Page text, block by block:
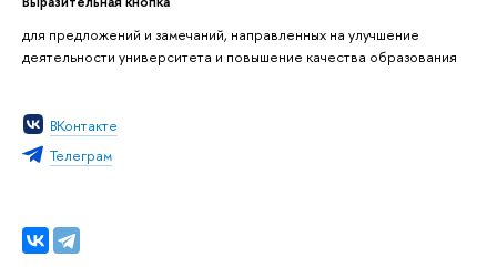
для предложений и замечаний, направленных на улучшение
деятельности университета и повышение качества образования
ВКонтакте
Телеграм